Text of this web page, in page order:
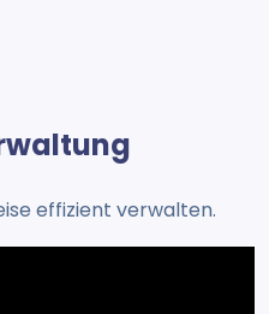
effizient verwalten.